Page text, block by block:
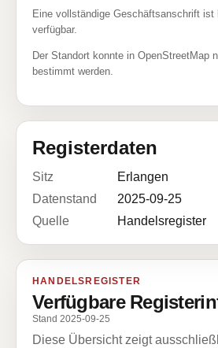
Eine vollständige Geschäftsanschrift
verfügbar.
Der Standort konnte in OpenStreetMap
bestimmt werden.
Registerdaten
Sitz
Erlangen
Datenstand
2025-09-25
Quelle
Handelsregister
HANDELSREGISTER
Verfügbare
Stand 2025-09-25
Diese Übersicht zeigt